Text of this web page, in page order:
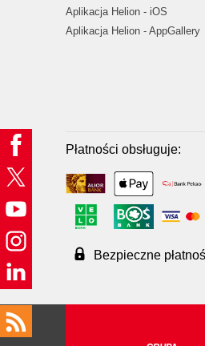
Aplikacja Helion - iOS
Aplikacja Helion - AppGallery
Płatności obsługuje:
Bezpieczne